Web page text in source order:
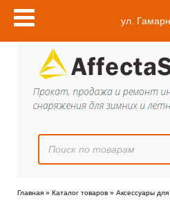
ул.
Главная » Каталог товаров » Аксессуары